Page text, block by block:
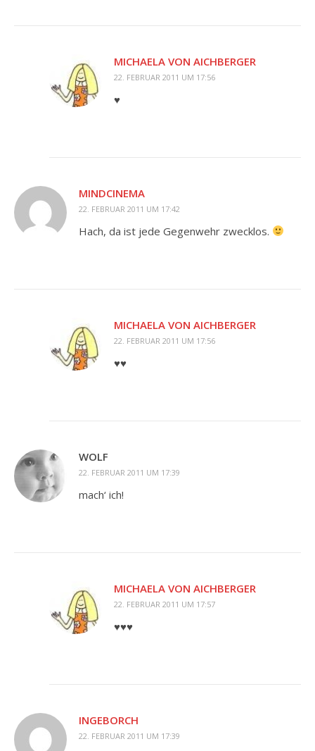
MICHAELA VON AICHBERGER
22. FEBRUAR 2011 UM 17:56
♥
MINDCINEMA
22. FEBRUAR 2011 UM 17:42
Hach, da ist jede Gegenwehr zwecklos.
MICHAELA VON AICHBERGER
22. FEBRUAR 2011 UM 17:56
♥♥
WOLF
22. FEBRUAR 2011 UM 17:39
mach‘ ich!
MICHAELA VON AICHBERGER
22. FEBRUAR 2011 UM 17:57
♥♥♥
INGEBORCH
22. FEBRUAR 2011 UM 17:39